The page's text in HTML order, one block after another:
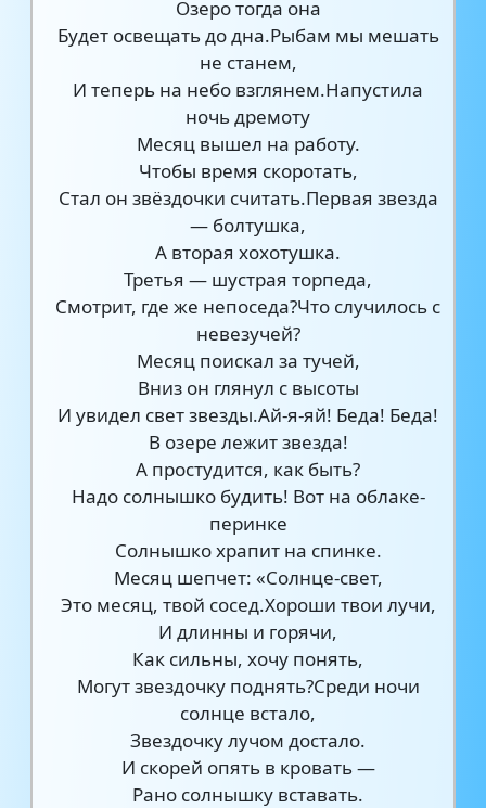
Озеро тогда она
Будет освещать до дна.Рыбам мы мешать
не станем,
И теперь на небо взглянем.Напустила
ночь дремоту
Месяц вышел на работу.
Чтобы время скоротать,
Стал он звёздочки считать.Первая звезда
— болтушка,
А вторая хохотушка.
Третья — шустрая торпеда,
Смотрит, где же непоседа?Что случилось с
невезучей?
Месяц поискал за тучей,
Вниз он глянул с высоты
И увидел свет звезды.Ай-я-яй! Беда! Беда!
В озере лежит звезда!
А простудится, как быть?
Надо солнышко будить! Вот на облаке-
перинке
Солнышко храпит на спинке.
Месяц шепчет: «Солнце-свет,
Это месяц, твой сосед.Хороши твои лучи,
И длинны и горячи,
Как сильны, хочу понять,
Могут звездочку поднять?Среди ночи
солнце встало,
Звездочку лучом достало.
И скорей опять в кровать —
Рано солнышку вставать.